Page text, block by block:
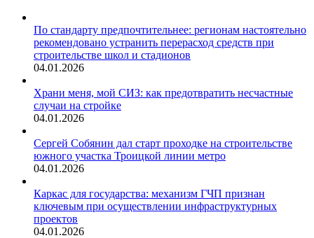
По стандарту предпочтительнее: регионам настоятельно
рекомендовано устранить перерасход средств при
строительстве школ и стадионов
04.01.2026
Храни меня, мой СИЗ: как предотвратить несчастные
случаи на стройке
04.01.2026
Сергей Собянин дал старт проходке на строительстве
южного участка Троицкой линии метро
04.01.2026
Каркас для государства: механизм ГЧП признан
ключевым при осуществлении инфраструктурных
проектов
04.01.2026